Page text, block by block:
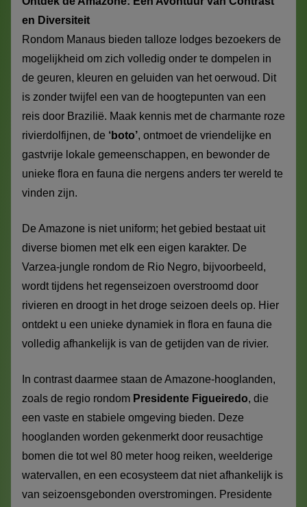
en Diversiteit
Rondom Manaus bieden talloze lodges bezoekers de
mogelijkheid om zich volledig onder te dompelen in
de geuren, kleuren en geluiden van het oerwoud. Dit
is zonder twijfel een van de hoogtepunten van een
reis door Brazilië. Maak kennis met de charmante roze
rivierdolfijnen, de ‘boto’, ontmoet de vriendelijke en
gastvrije lokale gemeenschappen, en bewonder de
unieke flora en fauna die nergens anders ter wereld te
vinden zijn.
De Amazone is niet uniform; het gebied bestaat uit
diverse biomen met elk een eigen karakter. De
Varzea-jungle rondom de Rio Negro, bijvoorbeeld,
wordt tijdens het regenseizoen overstroomd door
rivieren en droogt in het droge seizoen deels op. Hier
ontdekt u een unieke dynamiek in flora en fauna die
volledig afhankelijk is van de getijden van de rivier.
In contrast daarmee staan de Amazone-hooglanden,
zoals de regio rondom Presidente Figueiredo, die
een vaste en stabiele omgeving bieden. Deze
hooglanden worden gekenmerkt door reusachtige
bomen die tot wel 80 meter hoog reiken, weelderige
watervallen, en een ecosysteem dat niet afhankelijk is
van seizoensgebonden overstromingen. Presidente